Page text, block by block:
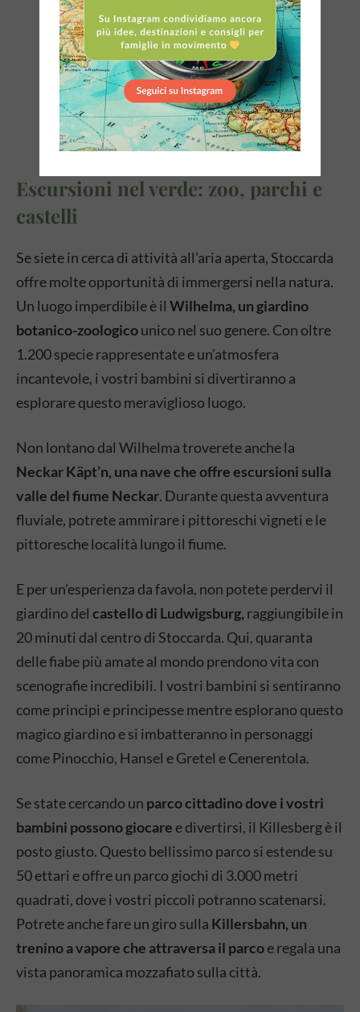
Escursioni nel verde: zoo, parchi e
castelli
Se siete in cerca di attività all’aria aperta, Stoccarda
offre molte opportunità di immergersi nella natura.
Un luogo imperdibile è il Wilhelma, un giardino
botanico-zoologicounico nel suo genere. Con oltre
1.200 specie rappresentate e un’atmosfera
incantevole, i vostri bambini si divertiranno a
esplorare questo meraviglioso luogo.
Non lontano dal Wilhelma troverete anche la
Neckar Käpt’n, una nave che offre escursioni sulla
valle del fiume Neckar. Durante questa avventura
fluviale, potrete ammirare i pittoreschi vigneti e le
pittoresche località lungo il fiume.
E per un’esperienza da favola, non potete perdervi il
giardino del castello di Ludwigsburg, raggiungibile in
20 minuti dal centro di Stoccarda. Qui, quaranta
delle fiabe più amate al mondo prendono vita con
scenografie incredibili. I vostri bambini si sentiranno
come principi e principesse mentre esplorano questo
magico giardino e si imbatteranno in personaggi
come Pinocchio, Hansel e Gretel e Cenerentola.
Se state cercando un parco cittadino dove i vostri
bambini possono giocare e divertirsi, il Killesberg è il
posto giusto. Questo bellissimo parco si estende su
50 ettari e offre un parco giochi di 3.000 metri
quadrati, dove i vostri piccoli potranno scatenarsi.
Potrete anche fare un giro sulla Killersbahn, un
trenino a vapore che attraversa il parcoe regala una
vista panoramica mozzafiato sulla città.